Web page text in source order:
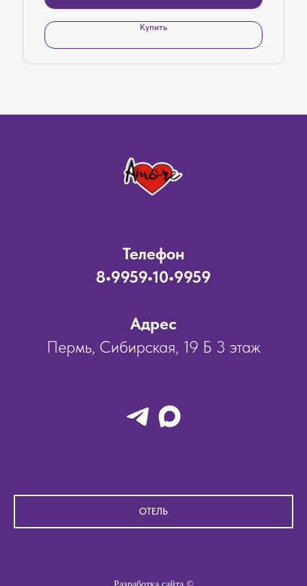
Купить
Телефон
8•9959•10•9959
Адрес
Пермь, Сибирская, 19 Б 3 этаж
ОТЕЛЬ